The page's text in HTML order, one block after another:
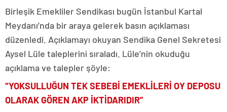
Birleşik Emekliler Sendikası bugün İstanbul Kartal
Meydanı’nda bir araya gelerek basın açıklaması
düzenledi. Açıklamayı okuyan Sendika Genel Sekretesi
Aysel Lüle taleplerini sıraladı. Lüle’nin okuduğu
açıklama ve talepler şöyle:
“YOKSULLUĞUN TEK SEBEBİ EMEKLİLERİ OY DEPOSU
OLARAK GÖREN AKP İKTİDARIDIR”